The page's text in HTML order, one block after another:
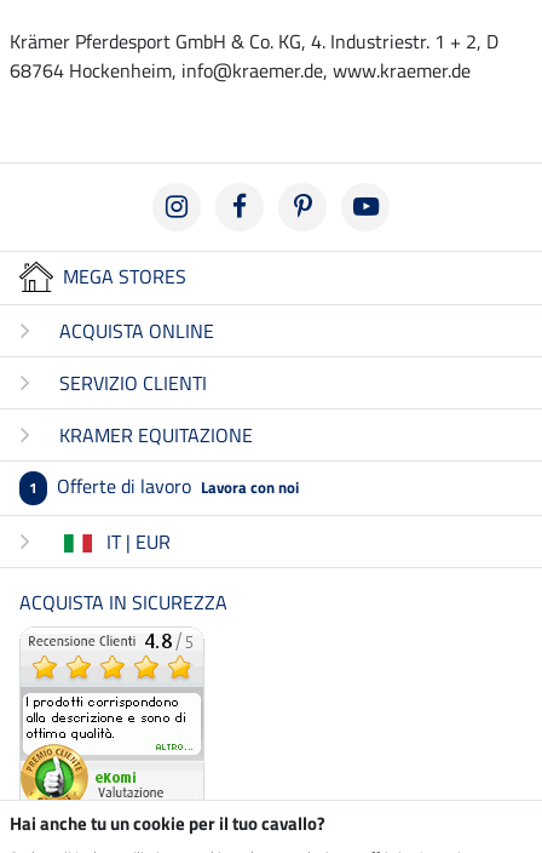
Krämer Pferdesport GmbH & Co. KG, 4. Industriestr. 1 + 2, D
68764 Hockenheim, info@kraemer.de, www.kraemer.de
MEGA STORES
ACQUISTA ONLINE
SERVIZIO CLIENTI
KRAMER EQUITAZIONE
1 Offerte di lavoro Lavora con noi
IT | EUR
ACQUISTA IN SICUREZZA
Hai anche tu un cookie per il tuo cavallo?